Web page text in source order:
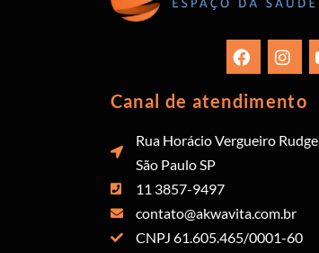
Canal de atendimento
Rua Horácio Vergueiro
São Paulo SP
11 3857-9497
contato@akwavita.com.br
CNPJ 61.605.465/0001-60